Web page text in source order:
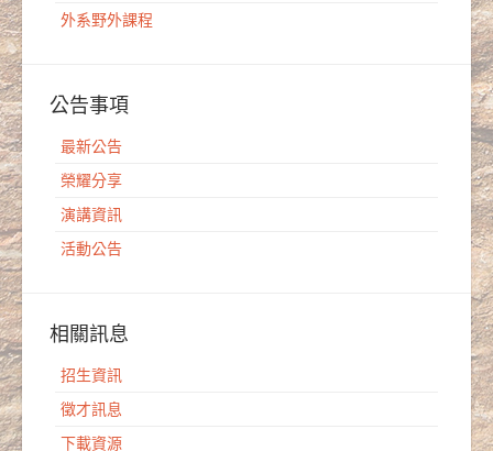
外系野外課程
公告事項
最新公告
榮耀分享
演講資訊
活動公告
相關訊息
招生資訊
徵才訊息
下載資源